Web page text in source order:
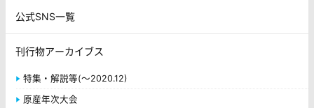
公式SNS一覧
刊行物アーカイブス
特集・解説等(～2020.12)
原産年次大会